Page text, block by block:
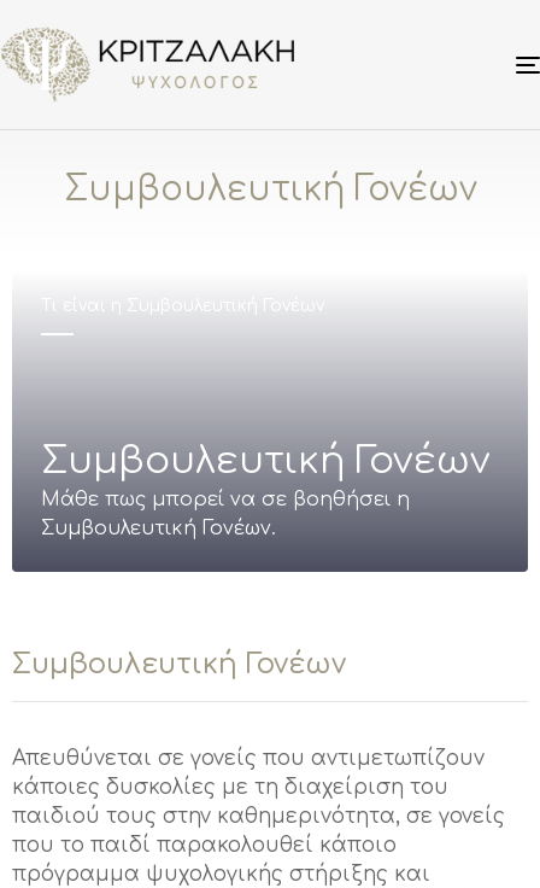
Συμβουλευτική Γονέων
Τι είναι η Συμβουλευτική Γονέων
Συμβουλευτική Γονέων
Μάθε πως μπορεί να σε βοηθήσει η
Συμβουλευτική Γονέων.
Συμβουλευτική Γονέων
Απευθύνεται σε γονείς που αντιμετωπίζουν
κάποιες δυσκολίες με τη διαχείριση του
παιδιού τους στην καθημερινότητα, σε γονείς
που το παιδί παρακολουθεί κάποιο
πρόγραμμα ψυχολογικής στήριξης και